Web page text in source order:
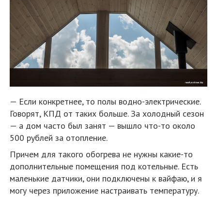
— Если конкретнее, то полы водно-электрические.
Говорят, КПД от таких больше. За холодный сезон
— а дом часто был занят — вышло что-то около
500 рублей за отопление.
Причем для такого обогрева не нужны какие-то
дополнительные помещения под котельные. Есть
маленькие датчики, они подключены к вайфаю, и я
могу через приложение настраивать температуру.